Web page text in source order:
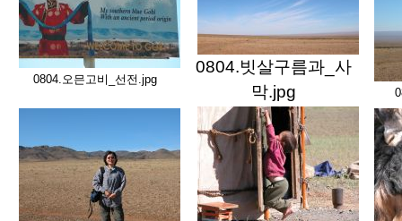
0804.오믄고비_선전.jpg
0804.빗살구름과_사
막.jpg